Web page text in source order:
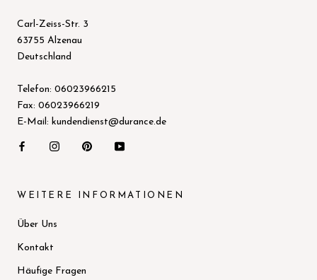
Carl-Zeiss-Str. 3
63755 Alzenau
Deutschland
Telefon: 06023966215
Fax: 06023966219
E-Mail: kundendienst@durance.de
WEITERE INFORMATIONEN
Über Uns
Kontakt
Häufige Fragen